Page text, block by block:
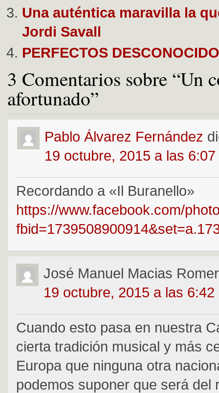
Una auténtica maravilla la
Jordi Savall
PERFECTOS
3 Comentarios sobre “Un
afortunado”
Pablo Álvarez Fernández
19 octubre, 2015 a las 6:07
Recordando a «Il Buranello»
https://www.facebook.com/
José Manuel Macias
19 octubre, 2015 a las 6:42
Cuando esto pasa en nuestra
cierta tradición musical y más
Europa que ninguna otra
podemos suponer que será del